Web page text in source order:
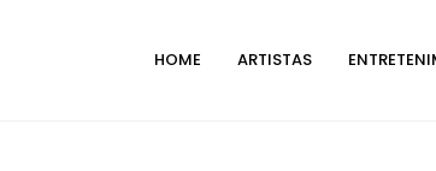
HOME ARTISTAS